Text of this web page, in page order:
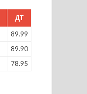
ДТ
89.99
89.90
78.95